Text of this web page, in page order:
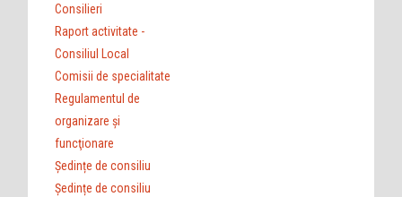
Consilieri
Raport activitate -
Consiliul Local
Comisii de specialitate
Regulamentul de
organizare şi
funcţionare
Ședințe de consiliu
Ședințe de consiliu